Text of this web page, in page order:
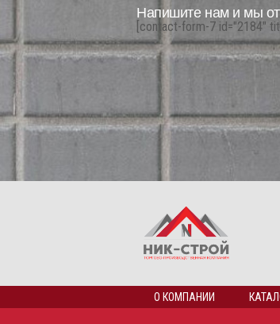
Напишите нам и мы
[contact-form-7 id="2184"
О КОМПАНИИ